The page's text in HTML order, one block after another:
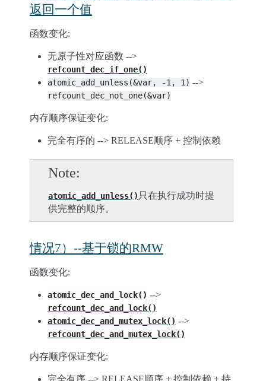
返回一个值
函数变化:
无原子性对应函数 -->
refcount_dec_if_one()
atomic_add_unless(&var,
-1, 1) -->
refcount_dec_not_one(&var)
内存顺序保证变化:
完全有序的 --> RELEASE顺序 + 控制依赖
Note
atomic_add_unless() 只在执行成功时提
供完整的顺序。
情况7）--基于锁的RMW
函数变化:
atomic_dec_and_lock() -->
refcount_dec_and_lock()
atomic_dec_and_mutex_lock() -->
refcount_dec_and_mutex_lock()
内存顺序保证变化:
完全有序 --> RELEASE顺序 + 控制依赖 + 持